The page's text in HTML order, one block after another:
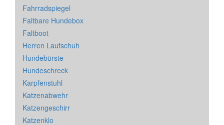
Fahrradspiegel
Faltbare Hundebox
Faltboot
Herren Laufschuh
Hundebürste
Hundeschreck
Karpfenstuhl
Katzenabwehr
Katzengeschirr
Katzenklo